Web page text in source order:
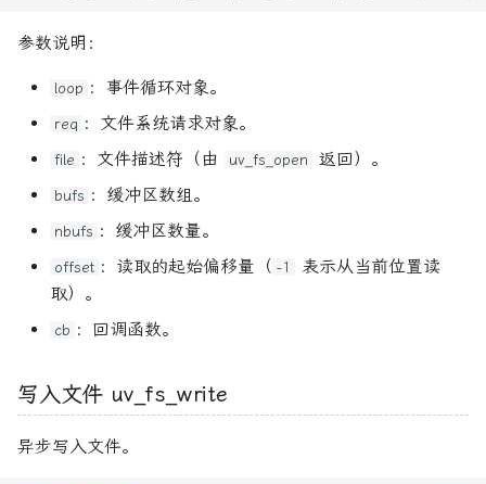
参数说明：
loop ：事件循环对象。
req ：文件系统请求对象。
file ：文件描述符（由 uv_fs_open 返回）。
bufs ：缓冲区数组。
nbufs ：缓冲区数量。
offset ：读取的起始偏移量（ -1
表示从当前位置读
取）。
cb ：回调函数。
写入文件 uv_fs_write
异步写入文件。